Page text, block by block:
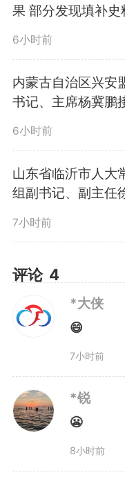
区域的违法
入山人员20
领队”“黑向
违规入山的
执法人员
者大多是通
而来。与此
意丢弃的食
果 部分发现填补史
6小时前
内蒙古自治区兴安
书记、主席杨冀鹏
6小时前
山东省临沂市人大
组副书记、副主任
7小时前
评论 4
*大侠
😄
7小时前
*锐
😬
8小时前